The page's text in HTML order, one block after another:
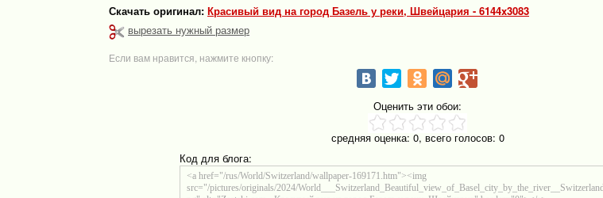
Скачать оригинал:
Красивый вид на город Базель у реки, Швейцария - 6144x3083
вырезать нужный размер
Если вам нравится, нажмите кнопку:
Оценить эти обои:
средняя оценка: 0, всего голосов: 0
Код для блога: